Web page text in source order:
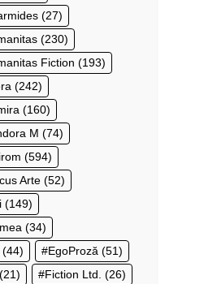
(27)
(230)
Fiction (193)
(242)
(160)
M (74)
(594)
Arte (52)
(149)
(34)
(44) EgoProză (51)
(21) Fiction Ltd. (26)